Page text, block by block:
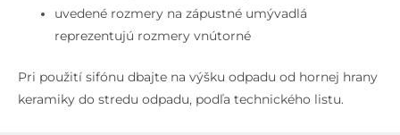
WonderGliss,
uvedené rozmery na zápustné umývadlá
reprezentujú rozmery vnútorné
Pri použití sifónu dbajte na výšku odpadu od hornej hrany
keramiky do stredu odpadu, podľa technického listu.